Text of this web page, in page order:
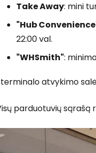
Take Away: mini
"Hub
22:00 val.
"WHSmith":
terminalo atvykimo
parduotuvių
...